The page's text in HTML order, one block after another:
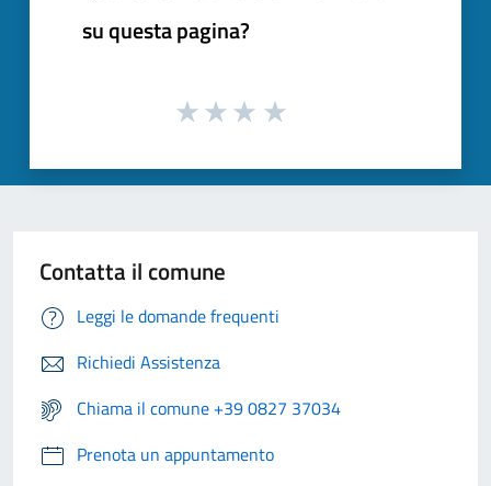
su questa pagina?
Contatta il comune
Leggi le domande frequenti
Richiedi Assistenza
Chiama il comune +39 0827 37034
Prenota un appuntamento